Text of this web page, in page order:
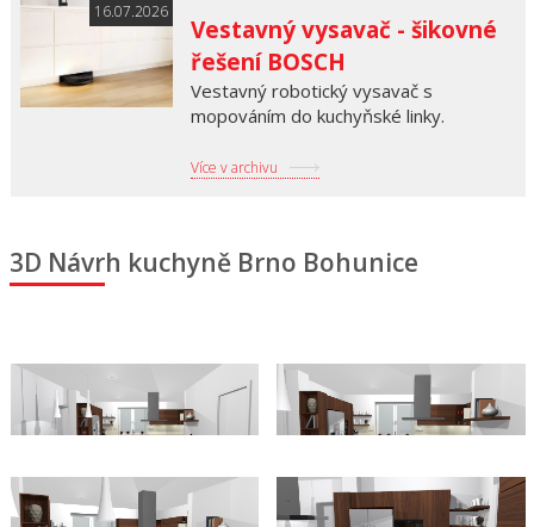
16.07.2026
Vestavný vysavač - šikovné
řešení BOSCH
Vestavný robotický vysavač s
mopováním do kuchyňské linky.
Více v archivu
3D Návrh kuchyně Brno Bohunice